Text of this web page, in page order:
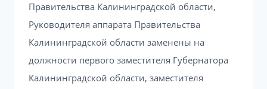
Правительства Калининградской области,
Руководителя аппарата Правительства
Калининградской области заменены на
должности первого заместителя Губернатора
Калининградской области, заместителя